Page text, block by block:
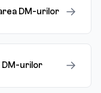
DM-urilor →
DM-urilor →